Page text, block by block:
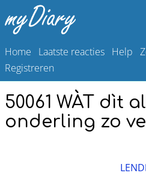
Home Laatste reacties Help
Registreren
50061 WÀT dìt
onderling zo